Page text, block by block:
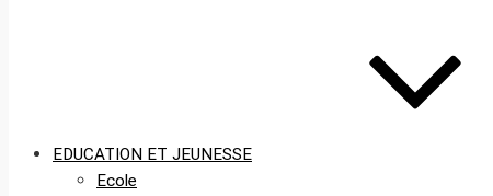
EDUCATION ET JEUNESSE
Ecole